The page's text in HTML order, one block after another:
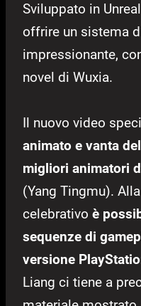
Sviluppato in
offrire un sistema
impressionante,
novel di Wuxia.
Il nuovo video
animato e vanta
migliori animatori
(Yang Tingmu).
celebrativo è
sequenze di
versione
Liang ci tiene a